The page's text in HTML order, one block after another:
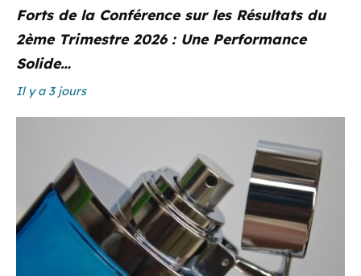
Forts de la Conférence sur les Résultats du
2ème Trimestre 2026 : Une Performance
Solide…
Il y a 3 jours